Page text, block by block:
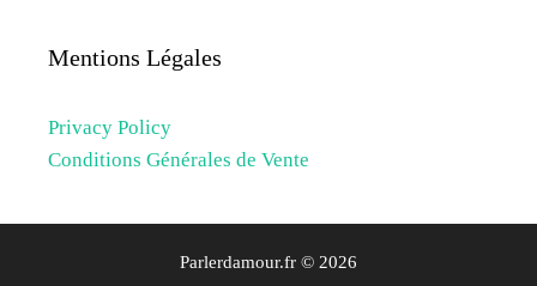
Mentions Légales
Privacy Policy
Conditions Générales de Vente
Parlerdamour.fr © 2026